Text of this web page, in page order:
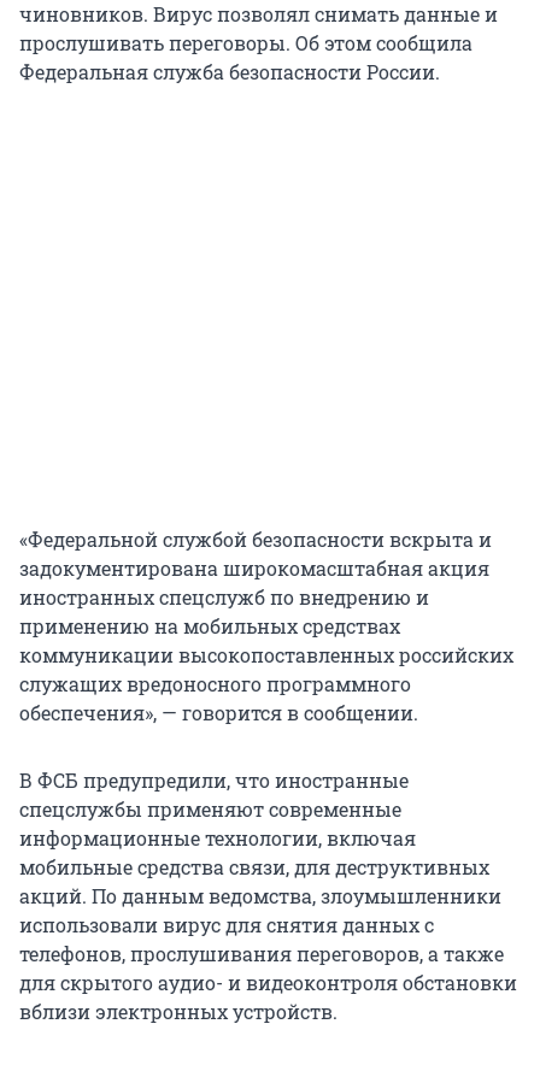
чиновников. Вирус позволял снимать данные и
прослушивать переговоры. Об этом сообщила
Федеральная служба безопасности России.
«Федеральной службой безопасности вскрыта и
задокументирована широкомасштабная акция
иностранных спецслужб по внедрению и
применению на мобильных средствах
коммуникации высокопоставленных российских
служащих вредоносного программного
обеспечения», — говорится в сообщении.
В ФСБ предупредили, что иностранные
спецслужбы применяют современные
информационные технологии, включая
мобильные средства связи, для деструктивных
акций. По данным ведомства, злоумышленники
использовали вирус для снятия данных с
телефонов, прослушивания переговоров, а также
для скрытого аудио- и видеоконтроля обстановки
вблизи электронных устройств.